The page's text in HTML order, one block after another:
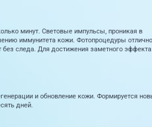
минут. Световые импульсы, проникая в
иммунитета кожи. Фотопроцедуры отлично
без следа. Для достижения заметного эффекта
и обновление кожи. Формируется
дней.